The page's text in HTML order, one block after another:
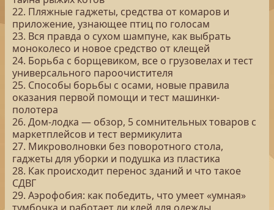
22. Пляжные гаджеты, средства от комаров и
приложение, узнающее птиц по голосам
23. Вся правда о сухом шампуне, как выбрать
моноколесо и новое средство от клещей
24. Борьба с борщевиком, все о грузовелах и тест
универсального пароочистителя
25. Способы борьбы с осами, новые правила
оказания первой помощи и тест машинки-
полотера
26. Дом-лодка — обзор, 5 сомнительных товаров с
маркетплейсов и тест вермикулита
27. Микроволновки без поворотного стола,
гаджеты для уборки и подушка из пластика
28. Как происходит перенос зданий и что такое
СДВГ
29. Аэрофобия: как победить, что умеет «умная»